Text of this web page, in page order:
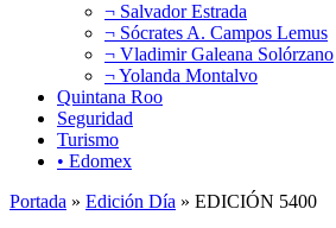
¬ Salvador Estrada
¬ Sócrates A. Campos Lemus
¬ Vladimir Galeana Solórzano
¬ Yolanda Montalvo
Quintana Roo
Seguridad
Turismo
• Edomex
Portada » Edición Día » EDICIÓN 5400